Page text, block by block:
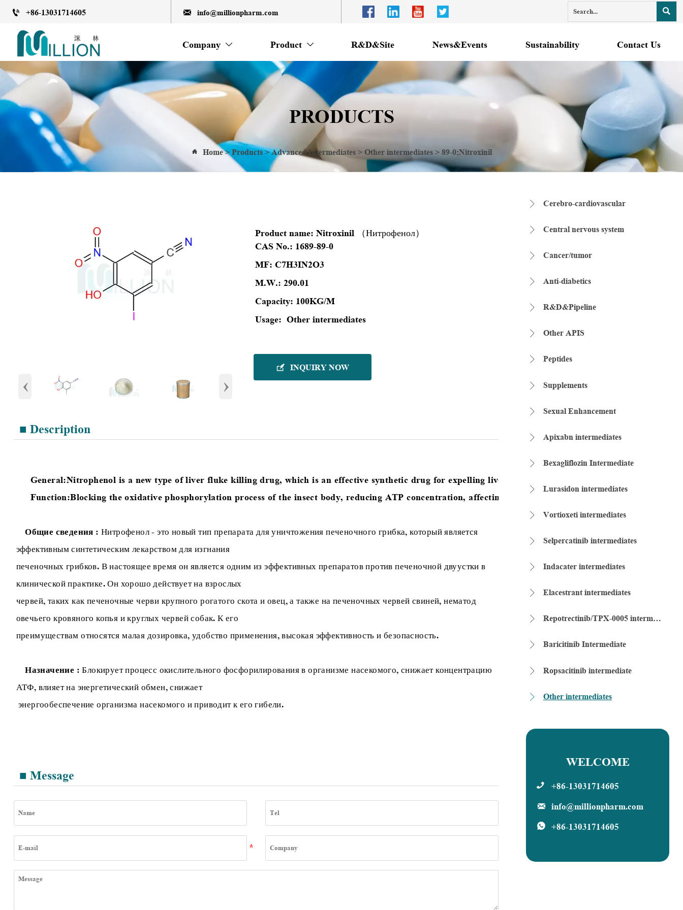
 +86-13031714605  info@millionpharm.com 
Company  Product  R&D&Site News&Events Sustainability Contact Us
PRODUCTS
 Home>Products>Advanced Intermediates>Other intermediates>89-0;Nitroxinil
‹ ›
Product name: Nitroxinil （Нитрофенол）
CAS No.: 1689-89-0
MF: C7H3IN2O3
M.W.: 290.01
Capacity: 100KG/M
Usage: Other intermediates
 INQUIRY NOW
■ Description
General:Nitrophenol is a new type of liver fluke killing drug, which is an effective synthetic drug for expelling liver flukes. It is currently one of the effective
Function:Blocking the oxidative phosphorylation process of the insect body, reducing ATP concentration, affecting energy metabolism, reducing the energy
Общие сведения : Нитрофенол - это новый тип препарата для уничтожения печеночного грибка, который является
эффективным синтетическим лекарством для изгнания
печеночных грибков. В настоящее время он является одним из эффективных препаратов против печеночной двуустки в
клинической практике. Он хорошо действует на взрослых
червей, таких как печеночные черви крупного рогатого скота и овец, а также на печеночных червей свиней, нематод
овечьего кровяного копья и круглых червей собак. К его
преимуществам относятся малая дозировка, удобство применения, высокая эффективность и безопасность.
Назначение : Блокирует процесс окислительного фосфорилирования в организме насекомого, снижает концентрацию
АТФ, влияет на энергетический обмен, снижает
энергообеспечение организма насекомого и приводит к его гибели.
■ Message
 Cerebro-cardiovascular
 Central nervous system
 Cancer/tumor
 Anti-diabetics
 R&D&Pipeline
 Other APIS
 Peptides
 Supplements
 Sexual Enhancement
 Apixabn intermediates
 Bexagliflozin Intermediate
 Lurasidon intermediates
 Vortioxeti intermediates
 Selpercatinib intermediates
 Indacater intermediates
 Elacestrant intermediates
 Repotrectinib/TPX-0005 intermediate
 Baricitinib Intermediate
 Ropsacitinib intermediate
 Other intermediates
WELCOME
 +86-13031714605
 info@millionpharm.com
 +86-13031714605